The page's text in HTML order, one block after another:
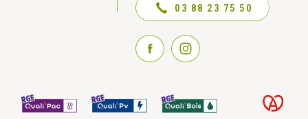
03 88 23 75 50